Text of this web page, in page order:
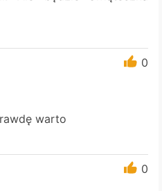
0
warto
0